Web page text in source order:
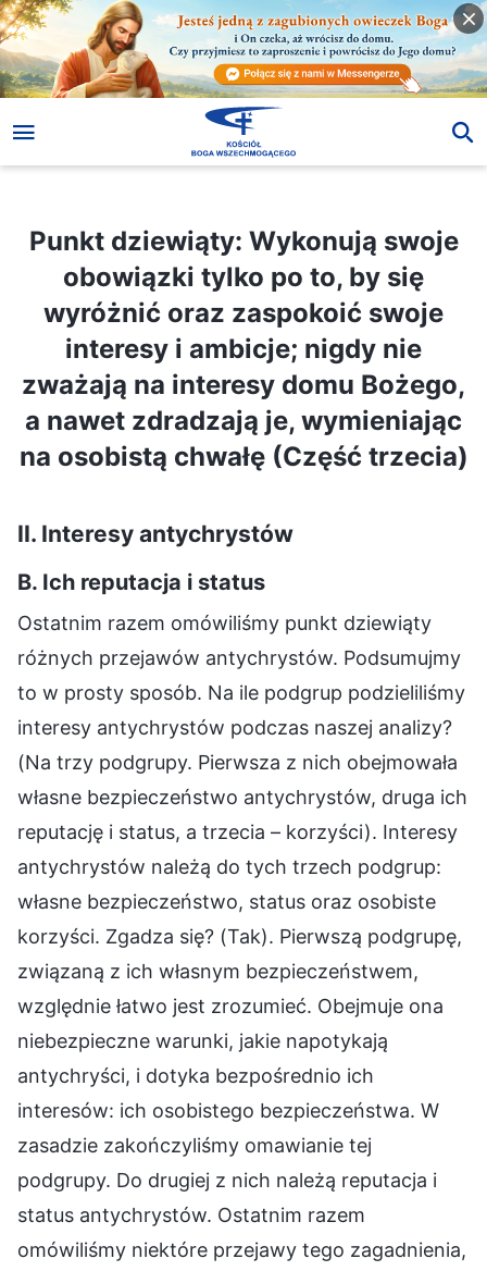
Punkt dziewiąty: Wykonują swoje
obowiązki tylko po to, by się
wyróżnić oraz zaspokoić swoje
interesy i ambicje; nigdy nie
zważają na interesy domu Bożego,
a nawet zdradzają je, wymieniając
na osobistą chwałę (Część trzecia)
II. Interesy antychrystów
B. Ich reputacja i status
Ostatnim razem omówiliśmy punkt dziewiąty
różnych przejawów antychrystów. Podsumujmy
to w prosty sposób. Na ile podgrup podzieliliśmy
interesy antychrystów podczas naszej analizy?
(Na trzy podgrupy. Pierwsza z nich obejmowała
własne bezpieczeństwo antychrystów, druga ich
reputację i status, a trzecia – korzyści). Interesy
antychrystów należą do tych trzech podgrup:
własne bezpieczeństwo, status oraz osobiste
korzyści. Zgadza się? (Tak). Pierwszą podgrupę,
związaną z ich własnym bezpieczeństwem,
względnie łatwo jest zrozumieć. Obejmuje ona
niebezpieczne warunki, jakie napotykają
antychryści, i dotyka bezpośrednio ich
interesów: ich osobistego bezpieczeństwa. W
zasadzie zakończyliśmy omawianie tej
podgrupy. Do drugiej z nich należą reputacja i
status antychrystów. Ostatnim razem
omówiliśmy niektóre przejawy tego zagadnienia,